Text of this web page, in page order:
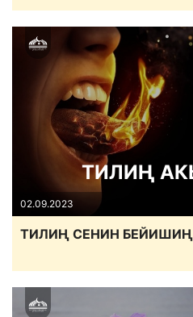
ТИЛИҢ
02.09.2023
ТИЛИҢ СЕНИН